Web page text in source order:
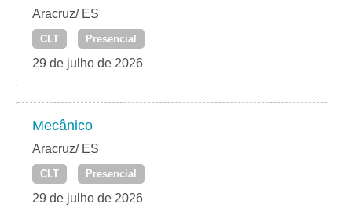
Aracruz/ ES
CLT Presencial
29 de julho de 2026
Mecânico
Aracruz/ ES
CLT Presencial
29 de julho de 2026